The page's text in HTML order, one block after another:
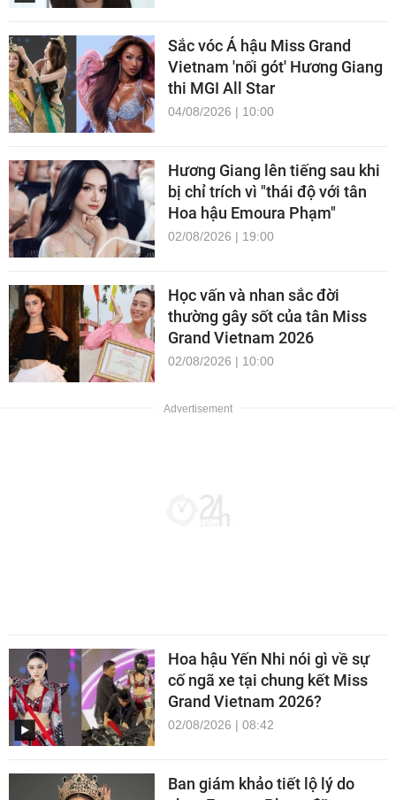
Sắc vóc Á hậu Miss Grand
Vietnam 'nối gót' Hương Giang
thi MGI All Star
04/08/2026 | 10:00
Hương Giang lên tiếng sau khi
bị chỉ trích vì "thái độ với tân
Hoa hậu Emoura Phạm"
02/08/2026 | 19:00
Học vấn và nhan sắc đời
thường gây sốt của tân Miss
Grand Vietnam 2026
02/08/2026 | 10:00
Hoa hậu Yến Nhi nói gì về sự
cố ngã xe tại chung kết Miss
Grand Vietnam 2026?
02/08/2026 | 08:42
Ban giám khảo tiết lộ lý do